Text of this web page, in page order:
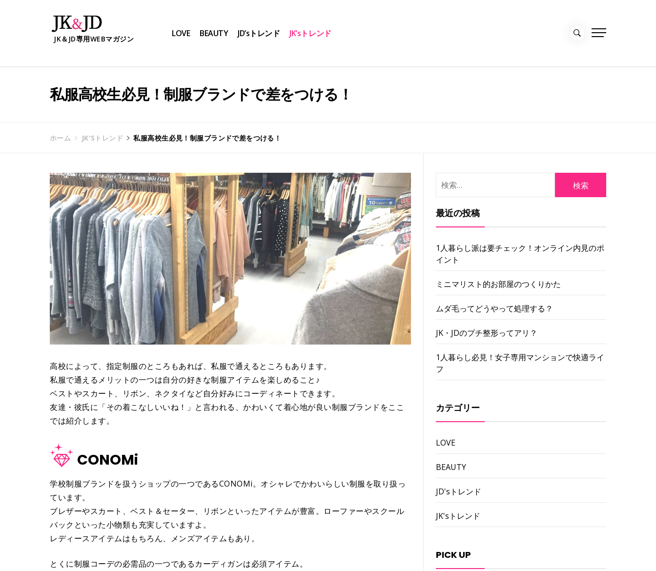
JK＆JD専用WEBマガジン
LOVE BEAUTY JD’sトレンド JK’sトレンド
私服高校生必見！制服ブランドで差をつける！
ホーム JK'Sトレンド 私服高校生必見！制服ブランドで差をつける！
高校によって、指定制服のところもあれば、私服で通えるところもあります。
私服で通えるメリットの一つは自分の好きな制服アイテムを楽しめること♪
ベストやスカート、リボン、ネクタイなど自分好みにコーディネートできます。
友達・彼氏に「その着こなしいいね！」と言われる、かわいくて着心地が良い制服ブランドをここ
では紹介します。
CONOMi
学校制服ブランドを扱うショップの一つであるCONOMi。オシャレでかわいらしい制服を取り扱っ
ています。
ブレザーやスカート、ベスト＆セーター、リボンといったアイテムが豊富。ローファーやスクール
バックといった小物類も充実していますよ。
レディースアイテムはもちろん、メンズアイテムもあり。
とくに制服コーデの必需品の一つであるカーディガンは必須アイテム。
索:
最近の投稿
1人暮らし派は要チェック！オンライン内見のポ
イント
ミニマリスト的お部屋のつくりかた
ムダ毛ってどうやって処理する？
JK・JDのプチ整形ってアリ？
1人暮らし必見！女子専用マンションで快適ライ
フ
カテゴリー
LOVE
BEAUTY
JD'sトレンド
JK'sトレンド
PICK UP